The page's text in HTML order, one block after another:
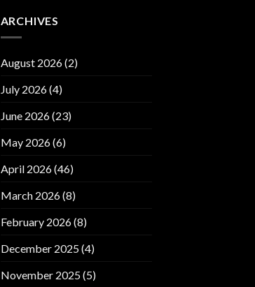
ARCHIVES
August 2026(2)
July 2026(4)
June 2026(23)
May 2026(6)
April 2026(46)
March 2026(8)
February 2026(8)
December 2025(4)
November 2025(5)